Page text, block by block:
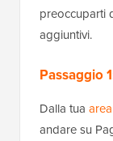
preoccuparti
aggiuntivi.
Passaggio
Dalla tua
andare su